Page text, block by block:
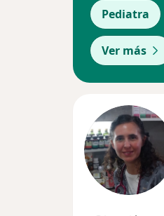
Pediatra
Ver más